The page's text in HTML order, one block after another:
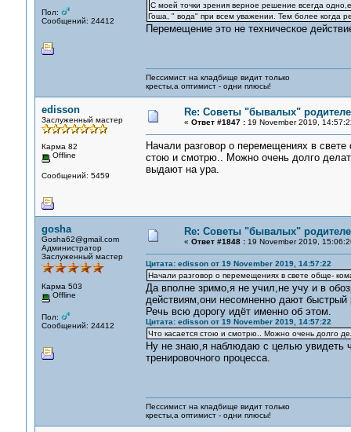
Пол:
Сообщений: 24412
С моей точки зрения верное решение всегда
Гоша, " вода" при всем уважении. Тем более когда
Перемещение это не техническое
Пессимист на кладбище видит только
кресты,а оптимист - одни плюсы!
edisson
Заслуженный мастер
Карма 82
Offline
Сообщений: 5459
Re: Советы "бывалых"
« Ответ #1847 :19 November 2019,
Начали разговор о перемещениях в
стою и смотрю.. Можно очень долго
выдают на ура.
gosha
Gosha62@gmail.com
Администратор
Заслуженный мастер
Карма 503
Offline
Пол:
Сообщений: 24412
Re: Советы "бывалых"
« Ответ #1848 :19 November 2019,
Цитата: edisson от 19 November 2019, 14:57:22
Начали разговор о перемещениях в свете обще-
Да вполне зримо,я не учил,не учу и в
действиям,они несомненно дают быстрый
Речь всю дорогу идёт именно об этом.
Цитата: edisson от 19 November 2019, 14:57:22
Что касается стою и смотрю.. Можно очень долго
Ну не знаю,я наблюдаю с целью увидеть
тренировочного процесса.
Пессимист на кладбище видит только
кресты,а оптимист - одни плюсы!